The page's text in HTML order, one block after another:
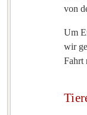
von
Um
wir
Fahrt